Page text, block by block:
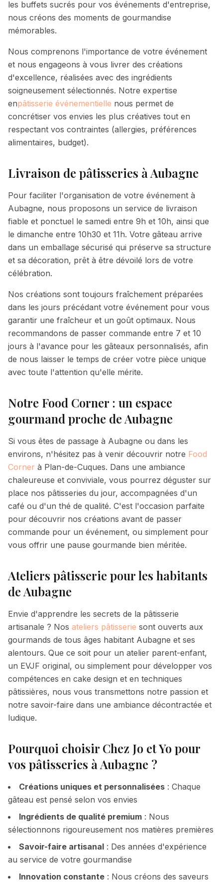
les buffets sucrés pour vos événements d'entreprise,
nous créons des moments de gourmandise
mémorables.
Nous comprenons l'importance de votre événement
et nous engageons à vous livrer des créations
d'excellence, réalisées avec des ingrédients
soigneusement sélectionnés. Notre expertise
enpâtisserie événementielle nous permet de
concrétiser vos envies les plus créatives tout en
respectant vos contraintes (allergies, préférences
alimentaires, budget).
Livraison de pâtisseries àAubagne
Pour faciliter l'organisation de votre événement à
Aubagne, nous proposons un service de livraison
fiable et ponctuel le samedi entre 9h et 10h, ainsi que
le dimanche entre 10h30 et 11h. Votre gâteau arrive
dans un emballage sécurisé qui préserve sa structure
et sa décoration, prêt à être dévoilé lors de votre
célébration.
Nos créations sont toujours fraîchement préparées
dans les jours précédant votre événement pour vous
garantir une fraîcheur et un goût optimaux. Nous
recommandons de passer commande entre 7 et 10
jours à l'avance pour les gâteaux personnalisés, afin
de nous laisser le temps de créer votre pièce unique
avec toute l'attention qu'elle mérite.
Notre Food Corner : un espace
gourmand proche deAubagne
Si vous êtes de passage à Aubagne ou dans les
environs, n'hésitez pas à venir découvrir notre Food
Corner à Plan-de-Cuques. Dans une ambiance
chaleureuse et conviviale, vous pourrez déguster sur
place nos pâtisseries du jour, accompagnées d'un
café ou d'un thé de qualité. C'est l'occasion parfaite
pour découvrir nos créations avant de passer
commande pour un événement, ou simplement pour
vous offrir une pause gourmande bien méritée.
Ateliers pâtisserie pour les habitants
deAubagne
Envie d'apprendre les secrets de la pâtisserie
artisanale ? Nos ateliers pâtisserie sont ouverts aux
gourmands de tous âges habitant Aubagne et ses
alentours. Que ce soit pour un atelier parent-enfant,
un EVJF original, ou simplement pour développer vos
compétences en cake design et en techniques
pâtissières, nous vous transmettons notre passion et
notre savoir-faire dans une ambiance décontractée et
ludique.
Pourquoi choisir Chez Jo et Yo pour
vos pâtisseries àAubagne ?
Créations uniques et personnalisées : Chaque
gâteau est pensé selon vos envies
Ingrédients de qualité premium : Nous
sélectionnons rigoureusement nos matières premières
Savoir-faire artisanal : Des années d'expérience
au service de votre gourmandise
Innovation constante : Nous créons des saveurs